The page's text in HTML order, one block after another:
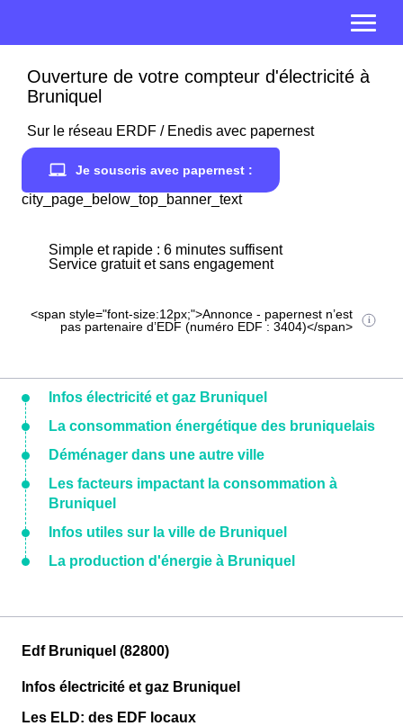
Ouverture de votre compteur d'électricité à
Bruniquel
Sur le réseau ERDF / Enedis avec papernest
Je souscris avec papernest :
city_page_below_top_banner_text
Simple et rapide : 6 minutes suffisent
Service gratuit et sans engagement
<span style="font-size:12px;">Annonce - papernest n’est
pas partenaire d’EDF (numéro EDF : 3404)</span>
Infos électricité et gaz Bruniquel
La consommation énergétique des bruniquelais
Déménager dans une autre ville
Les facteurs impactant la consommation à
Bruniquel
Infos utiles sur la ville de Bruniquel
La production d'énergie à Bruniquel
Edf Bruniquel (82800)
Infos électricité et gaz Bruniquel
Les ELD: des EDF locaux